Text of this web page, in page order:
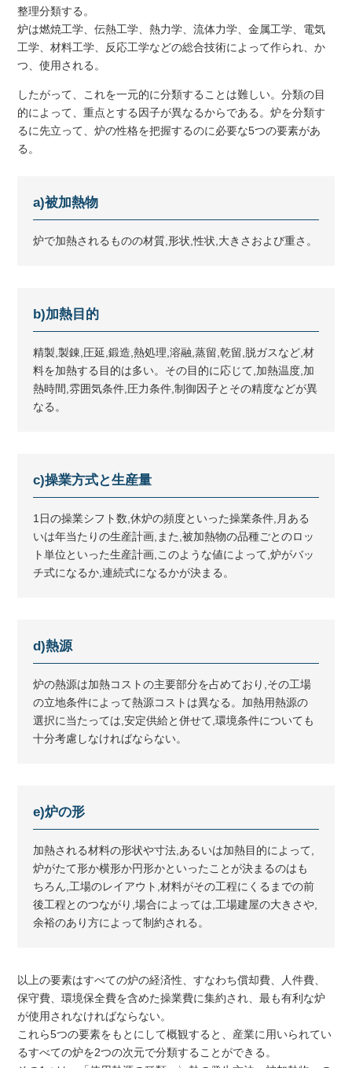
整理分類する。
炉は燃焼工学、伝熱工学、熱力学、流体力学、金属工学、電気
工学、材料工学、反応工学などの総合技術によって作られ、か
つ、使用される。
したがって、これを一元的に分類することは難しい。分類の目
的によって、重点とする因子が異なるからである。炉を分類す
るに先立って、炉の性格を把握するのに必要な5つの要素があ
る。
a)被加熱物
炉で加熱されるものの材質,形状,性状,大きさおよび重さ。
b)加熱目的
精製,製錬,圧延,鍛造,熱処理,溶融,蒸留,乾留,脱ガスなど,材
料を加熱する目的は多い。その目的に応じて,加熱温度,加
熱時間,雰囲気条件,圧力条件,制御因子とその精度などが異
なる。
c)操業方式と生産量
1日の操業シフト数,休炉の頻度といった操業条件,月ある
いは年当たりの生産計画,また,被加熱物の品種ごとのロッ
ト単位といった生産計画,このような値によって,炉がバッ
チ式になるか,連続式になるかが決まる。
d)熱源
炉の熱源は加熱コストの主要部分を占めており,その工場
の立地条件によって熱源コストは異なる。加熱用熱源の
選択に当たっては,安定供給と併せて,環境条件についても
十分考慮しなければならない。
e)炉の形
加熱される材料の形状や寸法,あるいは加熱目的によって,
炉がたて形か横形か円形かといったことが決まるのはも
ちろん,工場のレイアウト,材料がその工程にくるまでの前
後工程とのつながり,場合によっては,工場建屋の大きさや,
余裕のあり方によって制約される。
以上の要素はすべての炉の経済性、すなわち償却費、人件費、
保守費、環境保全費を含めた操業費に集約され、最も有利な炉
が使用されなければならない。
これら5つの要素をもとにして概観すると、産業に用いられてい
るすべての炉を2つの次元で分類することができる。